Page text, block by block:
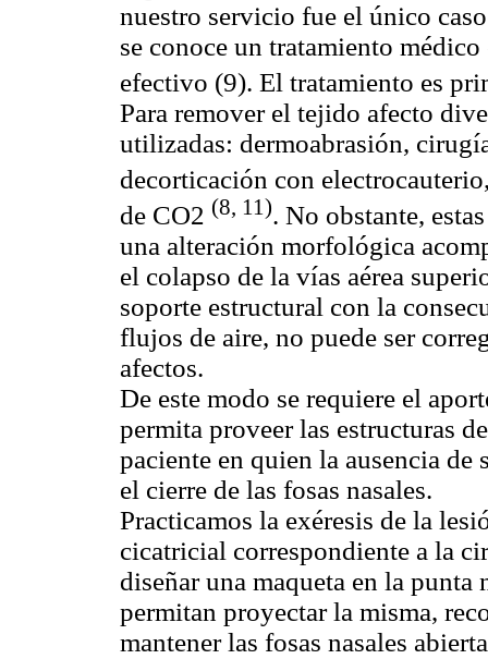
nuestro servicio fue el único
se conoce un tratamiento
efectivo (9). El tratamiento es
Para remover el tejido afecto
utilizadas: dermoabrasión,
decorticación con
de CO2 (8, 11). No obstante,
una alteración morfológica
el colapso de la vías aérea
soporte estructural con la
flujos de aire, no puede ser
afectos.
De este modo se requiere el
permita proveer las estructuras
paciente en quien la ausencia
el cierre de las fosas nasales.
Practicamos la exéresis de la
cicatricial correspondiente a la
diseñar una maqueta en la
permitan proyectar la misma,
mantener las fosas nasales